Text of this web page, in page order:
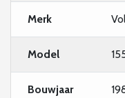
Merk
Model
Bouwjaar